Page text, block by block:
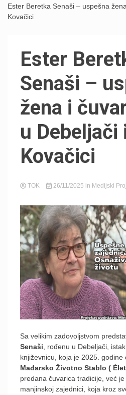
Ester Beretka Senaši – uspešna
Kovačici
Ester
Senaši –
žena i
u Debeljači
Kovačici
TOK 26/11/2025 in Medijski
Sa velikim zadovoljstvom
Senaši , rođenu u Debeljači,
književnicu, koja je 2025.
Mađarsko Životno Stablo (
predana čuvarica tradicije, već
manjinskoj zajednici, koja kroz